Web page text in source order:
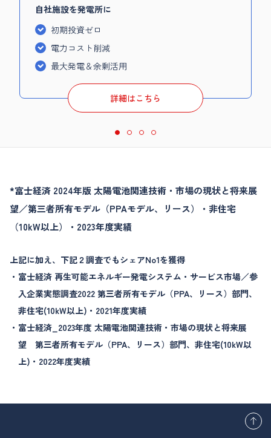
自社施設を発電所に
初期投資ゼロ
電力コスト削減
最大発電＆余剰活用
詳細はこちら
*富士経済 2024年版 太陽電池関連技術・市場の現状と将来展
望／第三者所有モデル（PPAモデル、リース）・非住宅
（10kW以上）・2023年度実績
上記に加え、下記２調査でもシェアNo1を獲得
富士経済 再生可能エネルギー発電システム・サービス市場／参
入企業実態調査2022 第三者所有モデル（PPA、リース）部門、
非住宅(10kW以上)・2021年度実績
富士経済_2023年度 太陽電池関連技術・市場の現状と将来展
望 第三者所有モデル（PPA、リース）部門、非住宅(10kW以
上)・2022年度実績